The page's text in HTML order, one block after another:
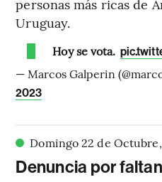
personas más ricas de
Uruguay.
Hoy se vota.
— Marcos Galperin
2023
Domingo 22 de Octubre,
Denuncia por